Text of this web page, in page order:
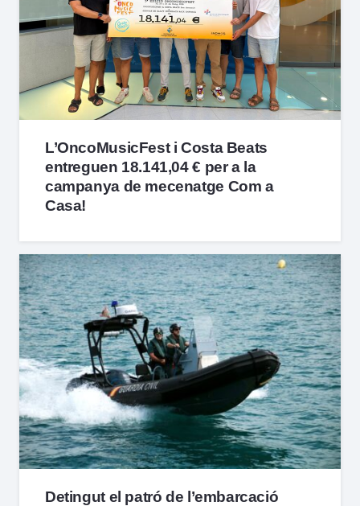
L’OncoMusicFest i Costa Beats
entreguen 18.141,04 € per a la
campanya de mecenatge Com a
Casa!
Detingut el patró de l’embarcació